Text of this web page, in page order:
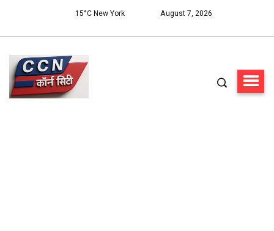
15°C New York August 7, 2026